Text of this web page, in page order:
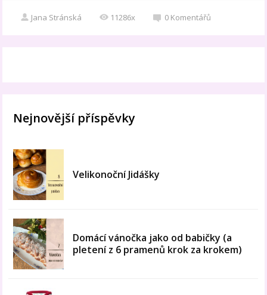
Jana Stránská 11286x 0 Komentářů
Nejnovější příspěvky
Velikonoční Jidášky
Domácí vánočka jako od babičky (a
pletení z 6 pramenů krok za krokem)